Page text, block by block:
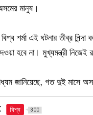
মানুষ।
বিশ্ব শর্মা এই ঘটনার তীব্র
হবে না। মুখ্যমন্ত্রী নিজেই
জানিয়েছে, গত দুই মাসে
বিশ্ব 300